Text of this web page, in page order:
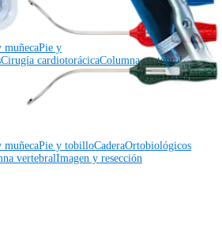
muñecaPie y
Cirugía cardiotorácicaColumna vertebral
muñecaPie y tobilloCaderaOrtobiológicos
vertebralImagen y resección